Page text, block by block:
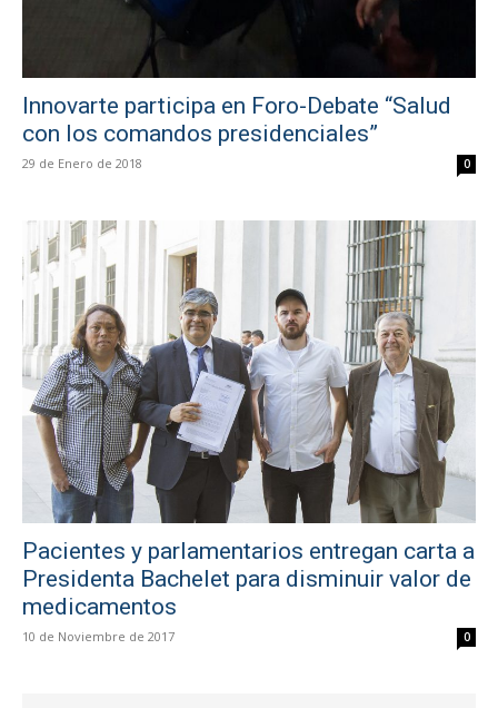
Innovarte participa en Foro-Debate “Salud
con los comandos presidenciales”
29 de Enero de 2018 0
Pacientes y parlamentarios entregan carta a
Presidenta Bachelet para disminuir valor de
medicamentos
10 de Noviembre de 2017 0